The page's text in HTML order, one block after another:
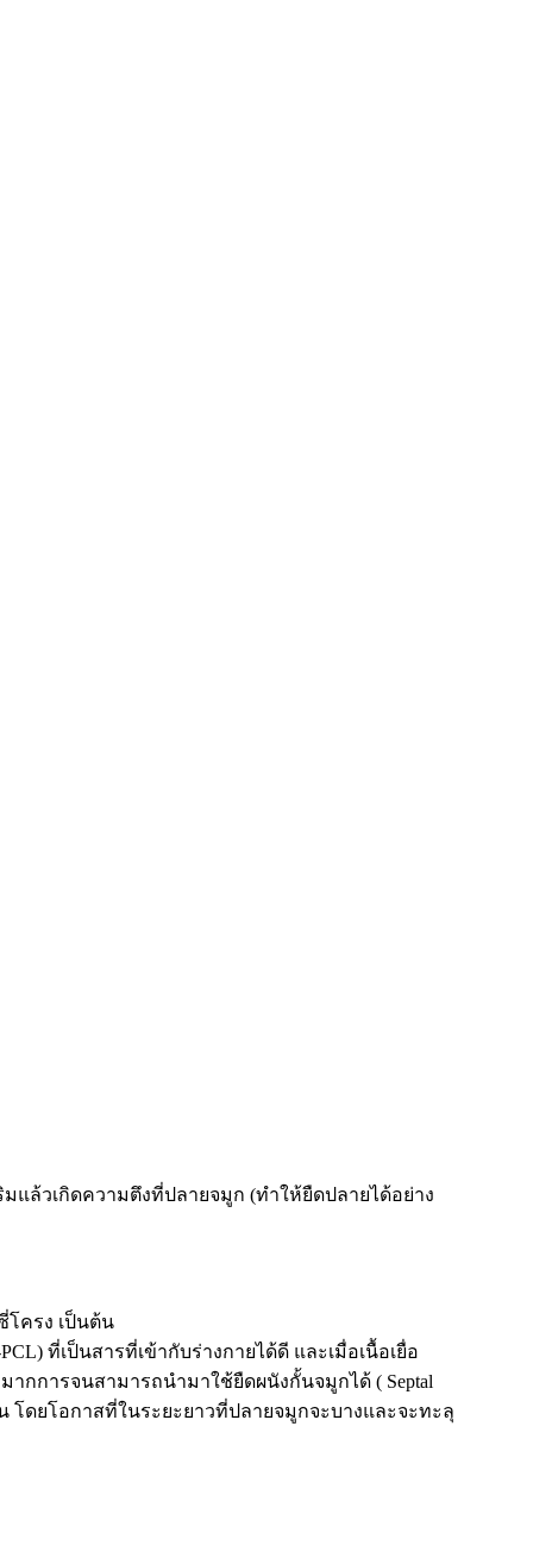
แล้วเกิดความตึงที่ปลายจมูก (ทำให้ยืดปลายได้อย่าง
โครง เป็นต้น
ที่เป็นสารที่เข้ากับร่างกายได้ดี และเมื่อเนื้อเยื่อ
กการจนสามารถนำมาใช้ยืดผนังกั้นจมูกได้ ( Septal
โดยโอกาสที่ในระยะยาวที่ปลายจมูกจะบางและจะทะลุ